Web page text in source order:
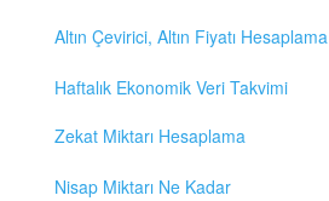
Altın Çevirici, Altın Fiyatı Hesaplama
Haftalık Ekonomik Veri Takvimi
Zekat Miktarı Hesaplama
Nisap Miktarı Ne Kadar